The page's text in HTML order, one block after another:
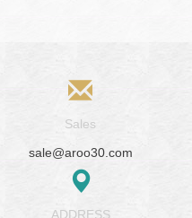
Sales
sale@aroo30.com